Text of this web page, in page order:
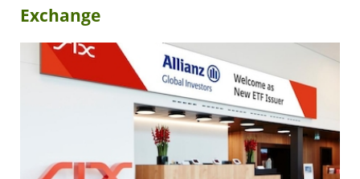
Exchange